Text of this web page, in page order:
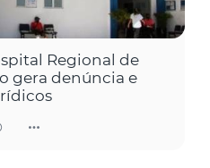
Regional de
gera denúncia e